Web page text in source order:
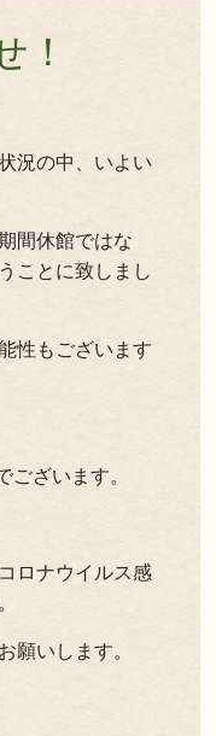
！
況の中、いよい
間休館ではな
ことに致しまし
性もございます
ざいます。
ロナウイルス感
願いします。